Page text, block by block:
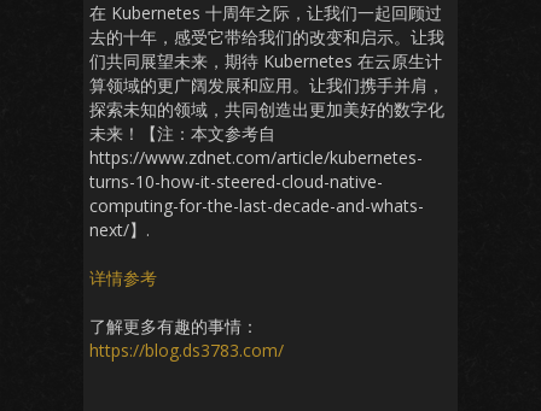
在 Kubernetes 十周年之际，让我们一起回顾过
去的十年，感受它带给我们的改变和启示。让我
们共同展望未来，期待 Kubernetes 在云原生计
算领域的更广阔发展和应用。让我们携手并肩，
探索未知的领域，共同创造出更加美好的数字化
未来！【注：本文参考自
https://www.zdnet.com/article/kubernetes-
turns-10-how-it-steered-cloud-native-
computing-for-the-last-decade-and-whats-
next/】.
详情参考
了解更多有趣的事情：
https://blog.ds3783.com/